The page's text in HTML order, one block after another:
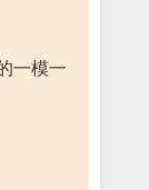
一模一